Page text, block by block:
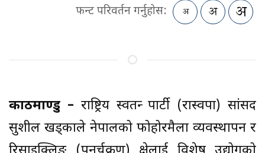
फन्ट परिवर्तन गर्नुहोस:
काठमाण्डु – राष्ट्रिय स्वतन्त्र पार्टी (रास्वपा) सांसद
सुशील खड्काले नेपालको फोहोरमैला व्यवस्थापन र